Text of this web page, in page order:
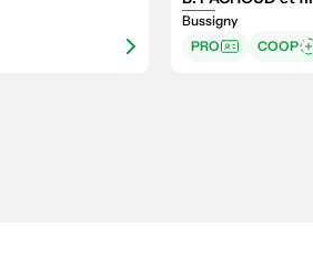
Bussigny
PRO
COOP